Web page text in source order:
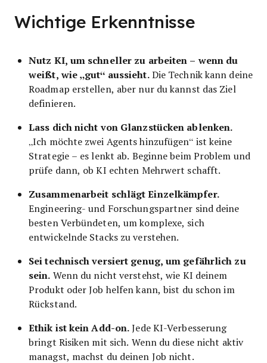
Wichtige Erkenntnisse
Nutz KI, um schneller zu arbeiten – wenn du
weißt, wie „gut“ aussieht.Die Technik kann deine
Roadmap erstellen, aber nur du kannst das Ziel
definieren.
Lass dich nicht von Glanzstücken ablenken.
„Ich möchte zwei Agents hinzufügen“ ist keine
Strategie – es lenkt ab. Beginne beim Problem und
prüfe dann, ob KI echten Mehrwert schafft.
Zusammenarbeit schlägt Einzelkämpfer.
Engineering- und Forschungspartner sind deine
besten Verbündeten, um komplexe, sich
entwickelnde Stacks zu verstehen.
Sei technisch versiert genug, um gefährlich zu
sein. Wenn du nicht verstehst, wie KI deinem
Produkt oder Job helfen kann, bist du schon im
Rückstand.
Ethik ist kein Add-on.Jede KI-Verbesserung
bringt Risiken mit sich. Wenn du diese nicht aktiv
managst, machst du deinen Job nicht.